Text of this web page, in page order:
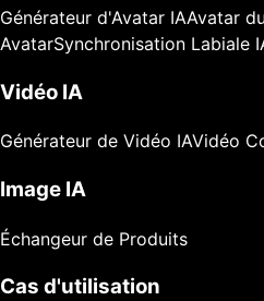
Générateur d'Avatar IAAvatar
AvatarSynchronisation Labiale
Vidéo IA
Générateur de Vidéo IAVidéo
Image IA
Échangeur de Produits
Cas d'utilisation